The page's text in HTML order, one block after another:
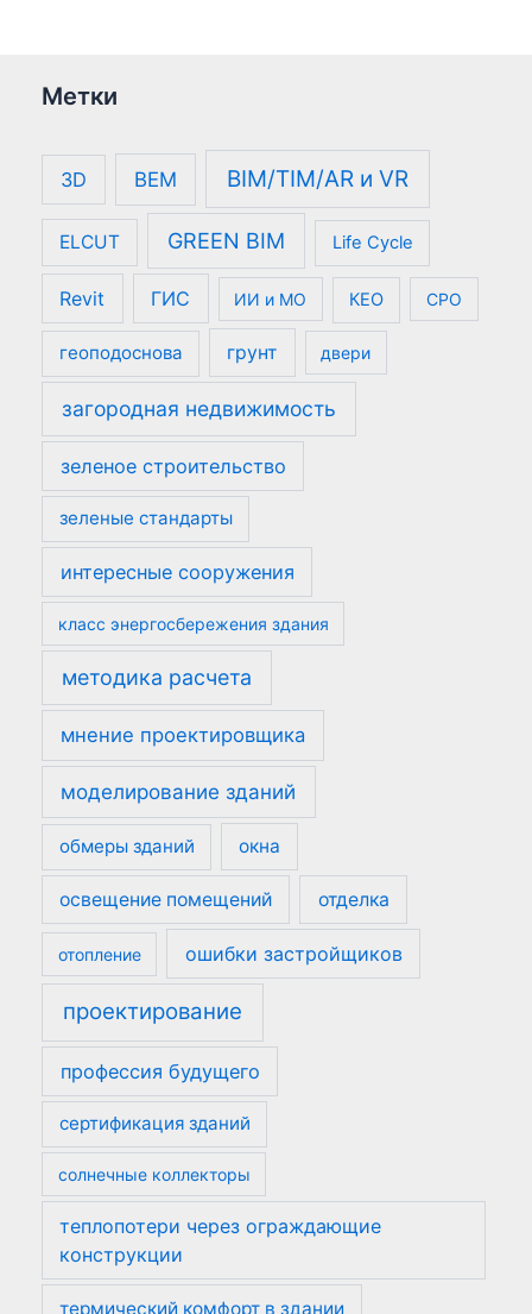
Метки
3D BEM BIM/TIM/AR и VR
ELCUT GREEN BIM Life Cycle
Revit ГИС ИИ и МО КЕО СРО
геоподоснова грунт двери
загородная недвижимость
зеленое строительство
зеленые стандарты
интересные сооружения
класс энергосбережения здания
методика расчета
мнение проектировщика
моделирование зданий
обмеры зданий окна
освещение помещений отделка
отопление ошибки застройщиков
проектирование
профессия будущего
сертификация зданий
солнечные коллекторы
теплопотери через ограждающие
конструкции
термический комфорт в здании